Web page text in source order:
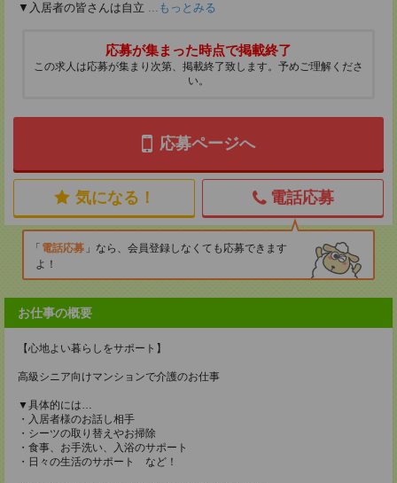
▼入居者の皆さんは自立 ...もっとみる
応募が集まった時点で掲載終了
この求人は応募が集まり次第、掲載終了致します。予めご理解くださ
い。
応募ページへ
気になる！ 電話応募
電話応募
なら、会員登録しなくても応募できます
よ！
お仕事の概要
【心地よい暮らしをサポート】
高級シニア向けマンションで介護のお仕事
▼具体的には…
・入居者様のお話し相手
・シーツの取り替えやお掃除
・食事、お手洗い、入浴のサポート
・日々の生活のサポート など！